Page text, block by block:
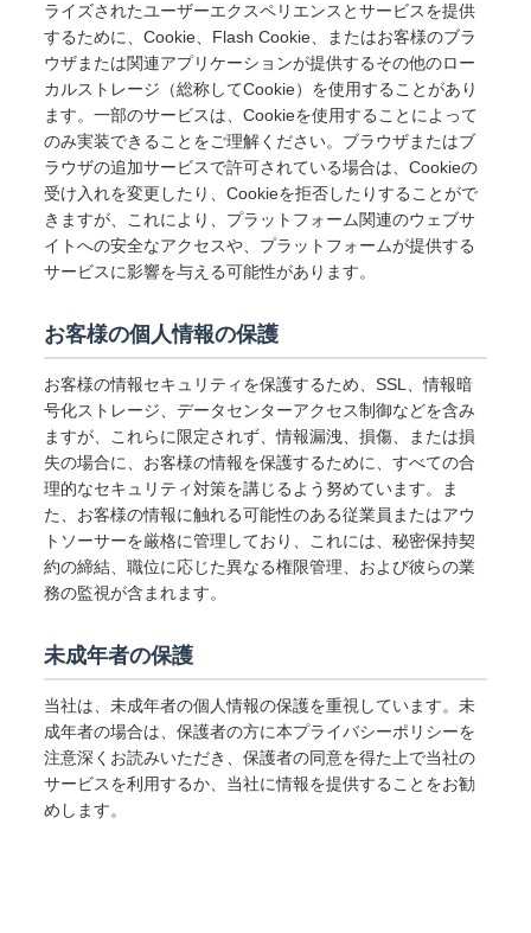
ライズされたユーザーエクスペリエンスとサービスを提供
するために、Cookie、Flash Cookie、またはお客様のブラ
ウザまたは関連アプリケーションが提供するその他のロー
カルストレージ（総称してCookie）を使用することがあり
ます。一部のサービスは、Cookieを使用することによって
のみ実装できることをご理解ください。ブラウザまたはブ
ラウザの追加サービスで許可されている場合は、Cookieの
受け入れを変更したり、Cookieを拒否したりすることがで
きますが、これにより、プラットフォーム関連のウェブサ
イトへの安全なアクセスや、プラットフォームが提供する
サービスに影響を与える可能性があります。
お客様の個人情報の保護
お客様の情報セキュリティを保護するため、SSL、情報暗
号化ストレージ、データセンターアクセス制御などを含み
ますが、これらに限定されず、情報漏洩、損傷、または損
失の場合に、お客様の情報を保護するために、すべての合
理的なセキュリティ対策を講じるよう努めています。ま
た、お客様の情報に触れる可能性のある従業員またはアウ
トソーサーを厳格に管理しており、これには、秘密保持契
約の締結、職位に応じた異なる権限管理、および彼らの業
務の監視が含まれます。
未成年者の保護
当社は、未成年者の個人情報の保護を重視しています。未
成年者の場合は、保護者の方に本プライバシーポリシーを
注意深くお読みいただき、保護者の同意を得た上で当社の
サービスを利用するか、当社に情報を提供することをお勧
めします。